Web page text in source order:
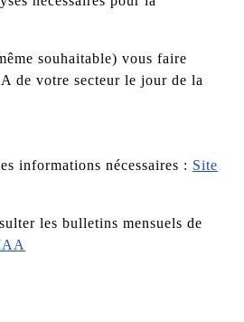
souhaitable) vous faire
de votre secteur le jour de la
informations nécessaires : Site
les bulletins mensuels de